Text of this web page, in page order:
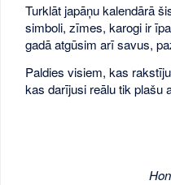
Turklāt japāņu kalendārā
simboli, zīmes, karogi ir
gadā atgūsim arī savus,
Paldies visiem, kas
kas darījusi reālu tik plašu